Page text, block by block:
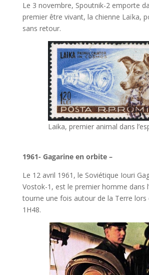
Le 3 novembre, Spoutnik-2 emporte
premier être vivant, la chienne Laïka,
sans retour.
Laika, premier animal dans
1961- Gagarine en orbite –
Le 12 avril 1961, le Soviétique Iouri
Vostok-1, est le premier homme dans
tourne une fois autour de la Terre lors
1H48.